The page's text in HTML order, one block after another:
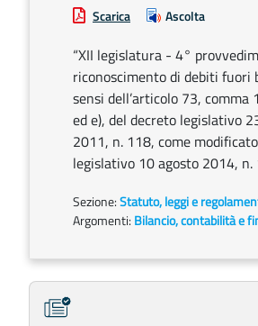
Scarica Ascolta
“XII legislatura - 4°
riconoscimento di debiti fuori
sensi dell’articolo 73, comma
ed e), del decreto legislativo
2011, n. 118, come
legislativo 10 agosto 2014, n.
Sezione:Statuto, leggi e
Argomenti: Bilancio, contabilità e